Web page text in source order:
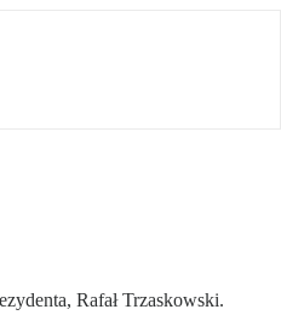
Rafał Trzaskowski.